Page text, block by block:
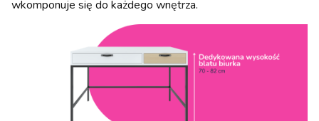
wkomponuje się do każdego wnętrza.